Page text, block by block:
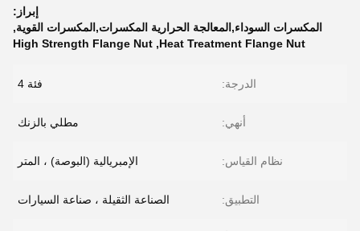
إبراز:
المكسرات السوداء,المعالجة الحرارية المكسرات,المكسرات القوية,
Heat Treatment Flange Nut
,
High Strength Flange Nut
الدرجة: فئة 4
أنهي: مطلي بالزنك
نظام القياس: الإمبريالية (البوصة) ، المتر
التطبيق: الصناعة الثقيلة ، صناعة السيارات